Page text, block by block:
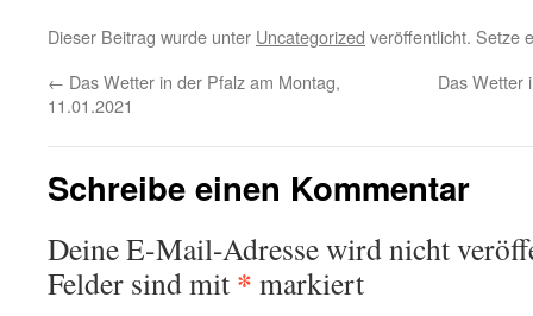
Dieser Beitrag wurde unter Uncategorized veröffentlicht. Setze
← Das Wetter in der Pfalz am Montag,
11.01.2021
Das Wetter
Schreibe einen Kommentar
Deine E-Mail-Adresse wird nicht
Felder sind mit * markiert